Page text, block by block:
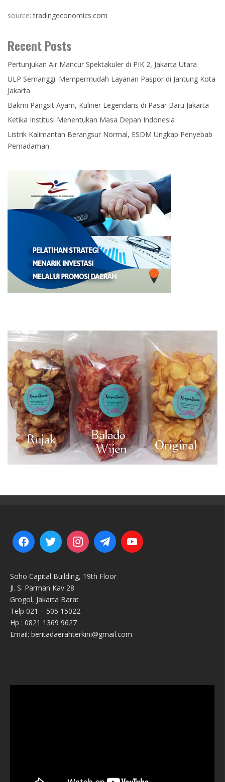
source:tradingeconomics.com
Recent Posts
Pertunjukan Air Mancur Spektakuler di PIK 2, Jakarta Utara
ULP Semanggi: Mempermudah Layanan Paspor di Jantung Kota
Jakarta
Bakmi Pangsit Ayam, Kuliner Legendaris di Pasar Baru Jakarta
Ketika Institusi Menentukan Masa Depan Indonesia
Listrik Kalimantan Berangsur Normal, ESDM Ungkap Penyebab
Pemadaman
Soho Capital Building, 19th Floor
Jl. S. Parman Kav 28
Grogol, Jakarta Barat
Telp 021 – 505 15022
Hp : 0821 1369 9627
Email: beritadaerahterkini@gmail.com